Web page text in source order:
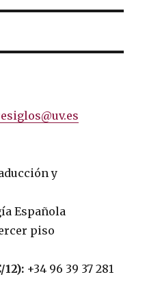
y
Española
piso
+34 96 39 37 281